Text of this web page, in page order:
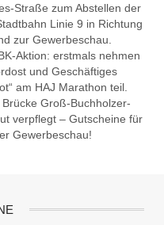
Straße zum Abstellen der
Linie 9 in Richtung
zur Gewerbeschau.
Aktion: erstmals nehmen
und Geschäftiges
am HAJ Marathon teil.
Groß-Buchholzer-
verpflegt – Gutscheine für
Gewerbeschau!